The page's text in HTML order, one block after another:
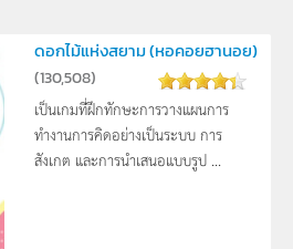
ดอกไม้แห่งสยาม (หอคอยฮานอย)
(130,508)
เป็นเกมที่ฝึกทักษะการวางแผนการ
ทำงานการคิดอย่างเป็นระบบ การ
สังเกต และการนำเสนอแบบรูป ...